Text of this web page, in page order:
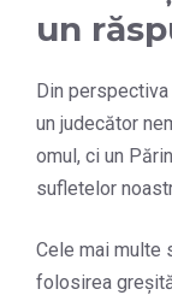
un
Din
un judecător
omul, ci un
sufletelor
Cele mai multe
folosirea